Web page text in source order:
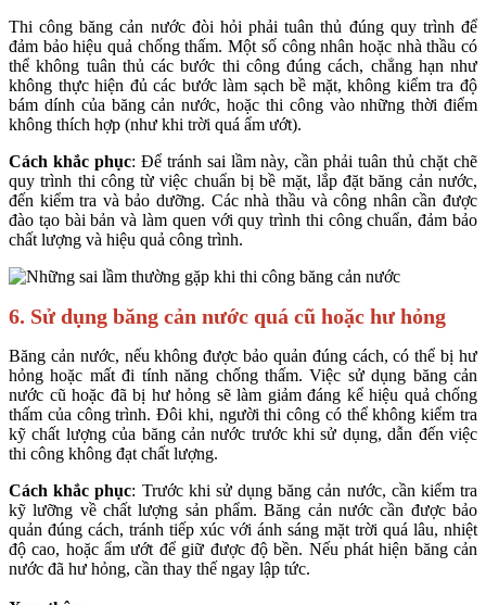
Thi công băng cản nước đòi hỏi phải tuân thủ đúng quy trình để
đảm bảo hiệu quả chống thấm. Một số công nhân hoặc nhà thầu có
thể không tuân thủ các bước thi công đúng cách, chẳng hạn như
không thực hiện đủ các bước làm sạch bề mặt, không kiểm tra độ
bám dính của băng cản nước, hoặc thi công vào những thời điểm
không thích hợp (như khi trời quá ẩm ướt).
Cách khắc phục: Để tránh sai lầm này, cần phải tuân thủ chặt chẽ
quy trình thi công từ việc chuẩn bị bề mặt, lắp đặt băng cản nước,
đến kiểm tra và bảo dưỡng. Các nhà thầu và công nhân cần được
đào tạo bài bản và làm quen với quy trình thi công chuẩn, đảm bảo
chất lượng và hiệu quả công trình.
6. Sử dụng băng cản nước quá cũ hoặc hư hỏng
Băng cản nước, nếu không được bảo quản đúng cách, có thể bị hư
hỏng hoặc mất đi tính năng chống thấm. Việc sử dụng băng cản
nước cũ hoặc đã bị hư hỏng sẽ làm giảm đáng kể hiệu quả chống
thấm của công trình. Đôi khi, người thi công có thể không kiểm tra
kỹ chất lượng của băng cản nước trước khi sử dụng, dẫn đến việc
thi công không đạt chất lượng.
Cách khắc phục: Trước khi sử dụng băng cản nước, cần kiểm tra
kỹ lưỡng về chất lượng sản phẩm. Băng cản nước cần được bảo
quản đúng cách, tránh tiếp xúc với ánh sáng mặt trời quá lâu, nhiệt
độ cao, hoặc ẩm ướt để giữ được độ bền. Nếu phát hiện băng cản
nước đã hư hỏng, cần thay thế ngay lập tức.